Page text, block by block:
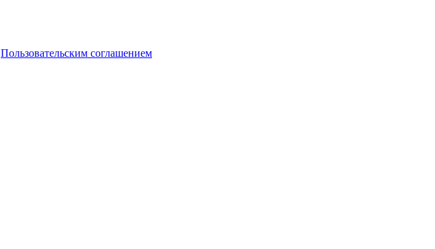
Пользовательским соглашением